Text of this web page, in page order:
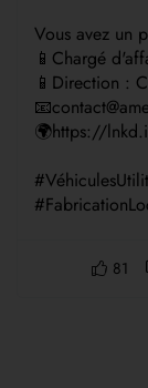
Vous avez un
📱Chargé
📱Direction :
🌍https://
81